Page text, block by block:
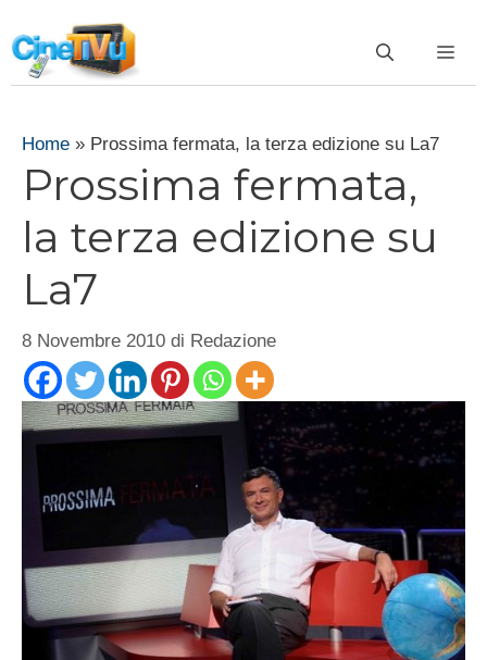
al
contenuto
Home » Prossima fermata, la terza edizione su La7
Prossima fermata,
la terza edizione su
La7
8 Novembre 2010 di Redazione